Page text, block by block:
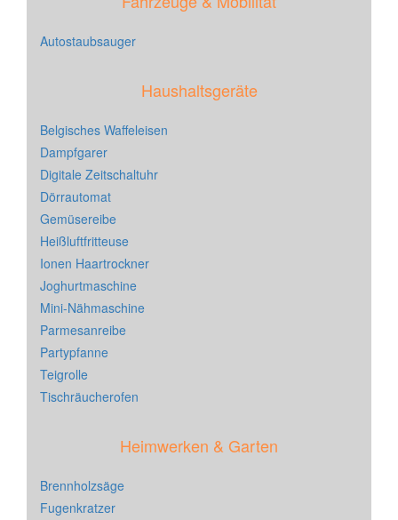
Autostaubsauger
Haushaltsgeräte
Belgisches Waffeleisen
Dampfgarer
Digitale Zeitschaltuhr
Dörrautomat
Gemüsereibe
Heißluftfritteuse
Ionen Haartrockner
Joghurtmaschine
Mini-Nähmaschine
Parmesanreibe
Partypfanne
Teigrolle
Tischräucherofen
Heimwerken & Garten
Brennholzsäge
Fugenkratzer